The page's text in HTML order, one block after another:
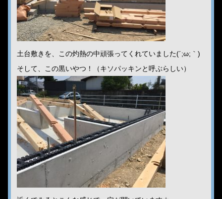
土台敷きを、この灼熱の中頑張ってくれていました(´;ω;｀)
そして、この黒いやつ！（キソパッキンと呼ぶらしい）